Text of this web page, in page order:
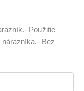
Použitie
Bez